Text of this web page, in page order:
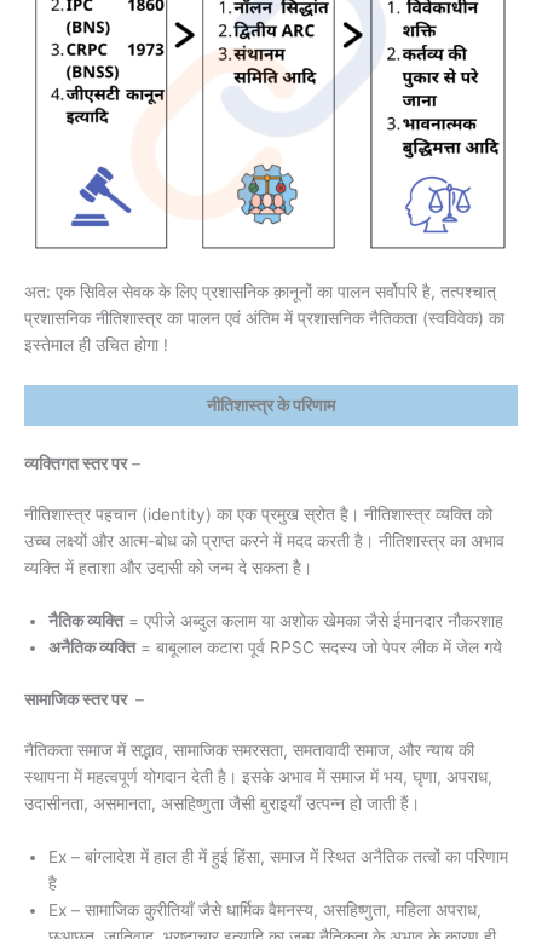
अत: एक सिविल सेवक के लिए प्रशासनिक क़ानूनों का पालन सर्वोपरि है, तत्पश्चात्
प्रशासनिक नीतिशास्त्र का पालन एवं अंतिम में प्रशासनिक नैतिकता (स्वविवेक) का
इस्तेमाल ही उचित होगा !
नीतिशास्त्र के परिणाम
व्यक्तिगत स्तर पर–
नीतिशास्त्र पहचान (identity) का एक प्रमुख स्रोत है। नीतिशास्त्र व्यक्ति को
उच्च लक्ष्यों और आत्म-बोध को प्राप्त करने में मदद करती है। नीतिशास्त्र का अभाव
व्यक्ति में हताशा और उदासी को जन्म दे सकता है।
नैतिक व्यक्ति= एपीजे अब्दुल कलाम या अशोक खेमका जैसे ईमानदार नौकरशाह
अनैतिक व्यक्ति= बाबूलाल कटारा पूर्व RPSC सदस्य जो पेपर लीक में जेल गये
सामाजिक स्तर पर –
नैतिकता समाज में सद्भाव, सामाजिक समरसता, समतावादी समाज, और न्याय की
स्थापना में महत्वपूर्ण योगदान देती है। इसके अभाव में समाज में भय, घृणा, अपराध,
उदासीनता, असमानता, असहिष्णुता जैसी बुराइयाँ उत्पन्न हो जाती हैं।
Ex – बांग्लादेश में हाल ही में हुई हिंसा, समाज में स्थित अनैतिक तत्वों का परिणाम
है
Ex – सामाजिक कुरीतियाँ जैसे धार्मिक वैमनस्य, असहिष्णुता, महिला अपराध,